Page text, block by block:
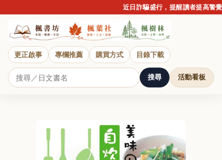
近日詐騙盛行，提醒讀者提高警
更正啟事 專欄推薦 購買方式 目錄下載
搜尋 活動看板